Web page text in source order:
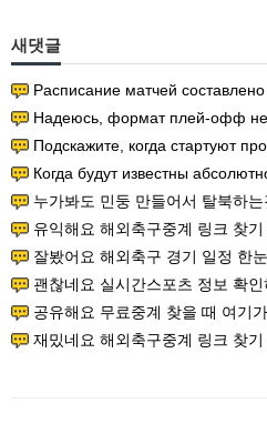
새댓글
Расписание матчей составлено крайне
Надеюсь, формат плей-офф не решат
Подскажите, когда стартуют
Когда будут известны абсолютно все
누가봐도 민둥 만들어서 탈북하는것들이나 뭔가 쳐들어오는 낌새를 미
유익해요 해외축구중계 링크 찾기 쉬워서 자주 와요. 참고로 무
잘봤어요 해외축구 경기 일정 한눈에 보기 좋아요. 덕분에
괜찮네요 실시간스포츠 정보 확인하기 좋아요. 그래도 epl중계
공유해요 무료중계 찾을 때 여기가 제일 편해요. 그리고 무료스포
재밌네요 해외축구중계 링크 찾기 쉬워서 자주 와요. 그래서 해외